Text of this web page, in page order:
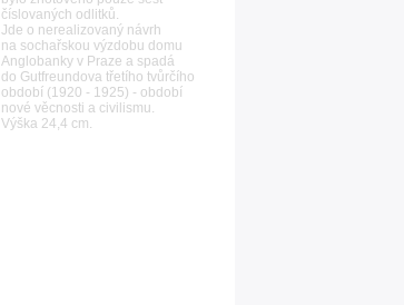
číslovaných odlitků.
Jde o nerealizovaný návrh
na sochařskou výzdobu domu
Anglobanky v Praze a spadá
do Gutfreundova třetího tvůrčího
období (1920 - 1925) - období
nové věcnosti a civilismu.
Výška 24,4 cm.